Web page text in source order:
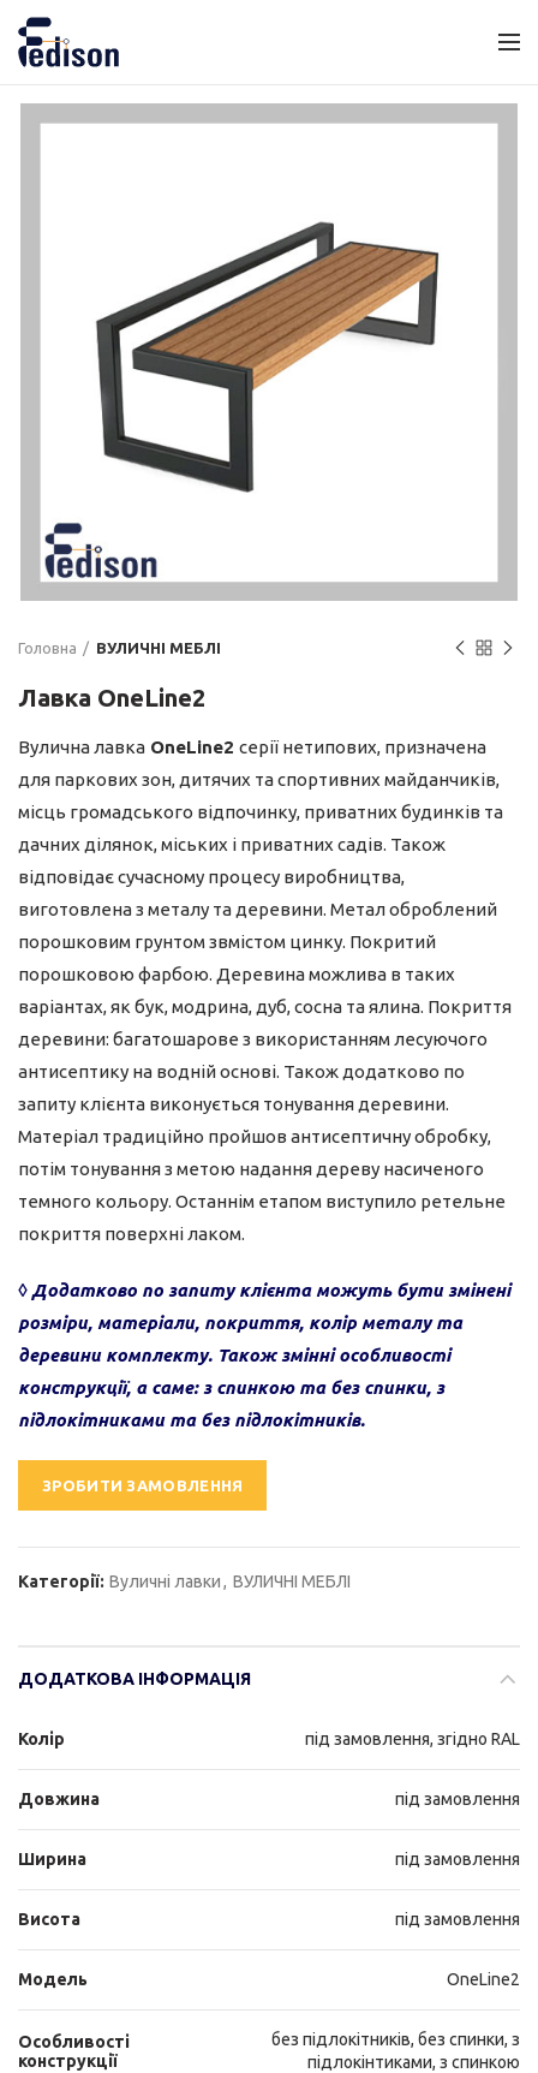
Головна ВУЛИЧНІ МЕБЛІ
Лавка OneLine2
Вулична лавка OneLine2 серії нетипових, призначена
для паркових зон, дитячих та спортивних майданчиків,
місць громадського відпочинку, приватних будинків та
дачних ділянок, міських і приватних садів. Також
відповідає сучасному процесу виробництва,
виготовлена з металу та деревини. Метал оброблений
порошковим грунтом звмістом цинку. Покритий
порошковою фарбою. Деревина можлива в таких
варіантах, як бук, модрина, дуб, сосна та ялина. Покриття
деревини: багатошарове з використанням лесуючого
антисептику на водній основі. Також додатково по
запиту клієнта виконується тонування деревини.
Матеріал традиційно пройшов антисептичну обробку,
потім тонування з метою надання дереву насиченого
темного кольору. Останнім етапом виступило ретельне
покриття поверхні лаком.
◊ Додатково по запиту клієнта можуть бути змінені
розміри, матеріали, покриття, колір металу та
деревини комплекту. Також змінні особливості
конструкції, а саме: з спинкою та без спинки, з
підлокітниками та без підлокітників.
ЗРОБИТИ ЗАМОВЛЕННЯ
Категорії: Вуличні лавки, ВУЛИЧНІ МЕБЛІ
ДОДАТКОВА ІНФОРМАЦІЯ
Колір під замовлення, згідно RAL
Довжина під замовлення
Ширина під замовлення
Висота під замовлення
Модель OneLine2
Особливості
конструкції
без підлокітників, без спинки, з
підлокінтиками, з спинкою